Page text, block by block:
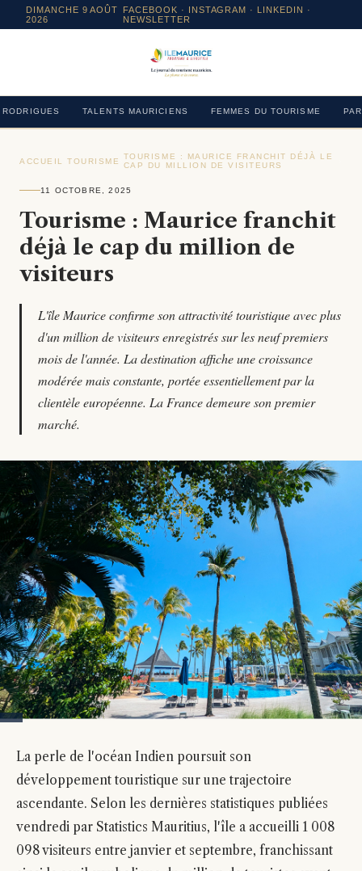
DIMANCHE 9 AOÛT
2026
FACEBOOK · INSTAGRAM · LINKEDIN ·
NEWSLETTER
RODRIGUES TALENTS MAURICIENS FEMMES DU TOURISME
ACCUEIL ›TOURISME
TOURISME : MAURICE FRANCHIT DÉJÀ LE
CAP DU MILLION DE VISITEURS
11 OCTOBRE, 2025
Tourisme : Maurice franchit
déjà le cap du million de
visiteurs
L'île Maurice confirme son attractivité touristique avec plus
d'un million de visiteurs enregistrés sur les neuf premiers
mois de l'année. La destination affiche une croissance
modérée mais constante, portée essentiellement par la
clientèle européenne. La France demeure son premier
marché.
La perle de l'océan Indien poursuit son
développement touristique sur une trajectoire
ascendante. Selon les dernières statistiques publiées
vendredi par Statistics Mauritius, l'île a accueilli 1 008
098 visiteurs entre janvier et septembre, franchissant